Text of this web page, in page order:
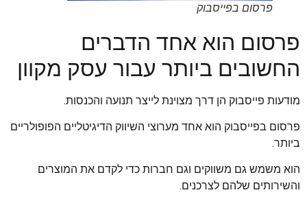
פרסום בפייסבוק
פרסום הוא אחד הדברים
החשובים ביותר עבור עסק מקוון
מודעות פייסבוק הן דרך מצוינת לייצר תנועה והכנסות.
פרסום בפייסבוק הוא אחד מערוצי השיווק הדיגיטליים הפופולריים
ביותר.
הוא משמש גם משווקים וגם חברות כדי לקדם את המוצרים
והשירותים שלהם לצרכנים.